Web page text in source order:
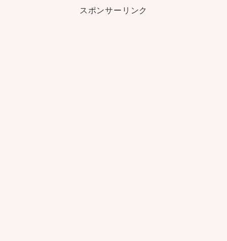
スポンサーリンク